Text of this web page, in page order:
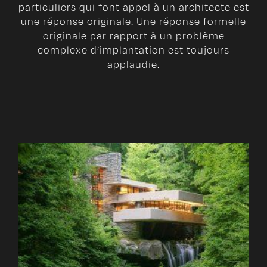
particuliers qui font appel à un architecte est
une réponse originale. Une réponse formelle
originale par rapport à un problème
complexe d’implantation est toujours
applaudie.